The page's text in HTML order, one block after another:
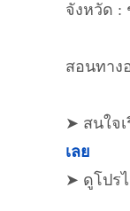
จังหวัด :
สอนทาง
➤ สนใจ
เลย
➤ ดูโปร